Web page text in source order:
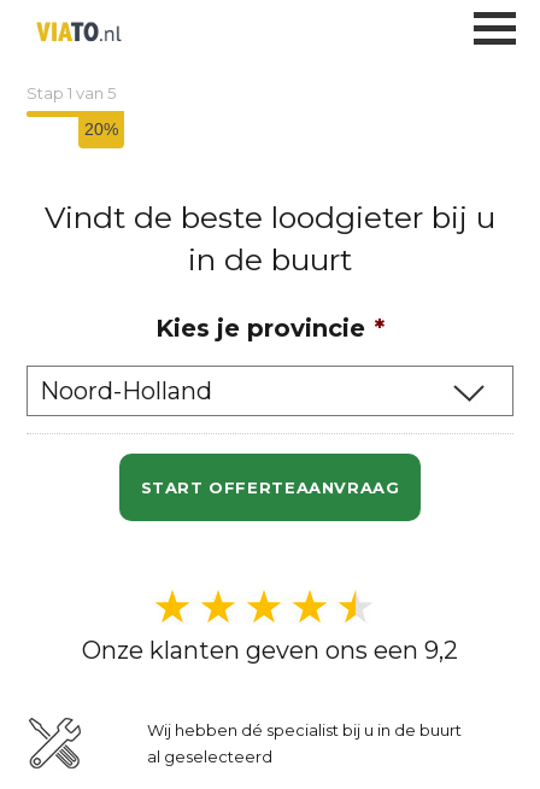
Stap1 van5
20%
Vindt de beste loodgieter bij u
in de buurt
Kies je provincie *
Onze klanten geven ons een 9,2
Wij hebben dé specialist bij u in de buurt
al geselecteerd